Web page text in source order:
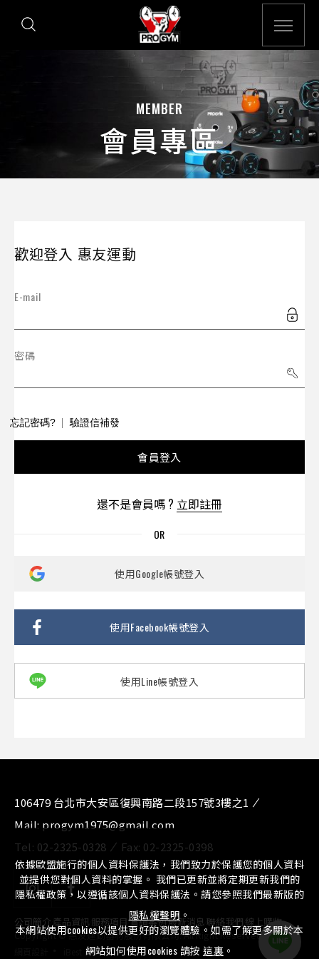
MEMBER
會員專區
歡迎登入 惠友運動
E-mail
密碼
忘記密碼? 驗證信補發
會員登入
還不是會員嗎 ? 立即註冊
使用Google帳號登入
使用Facebook帳號登入
使用Line帳號登入
106479 台北市大安區復興南路二段157號3樓之1
Mail: progym1975@gmail.com
Tel: 02-2325-0328 Fax: 02-2325-0398
公司簡介產品資訊 服務項目⁄實績案例⁄最新消息 聯絡我們 線上購物
Copyright © 惠友運動器材股份有限公司. All Right Reserved.
依據歐盟施行的個人資料保護法，我們致力於保護您的個人資料
並提供您對個人資料的掌握。 我們已更新並將定期更新我們的
隱私權政策，以遵循該個人資料保護法。請您參照我們最新版的
隱私權聲明 。
本網站使用cookies以提供更好的瀏覽體驗。如需了解更多關於本
網站如何使用cookies 請按 這裏 。